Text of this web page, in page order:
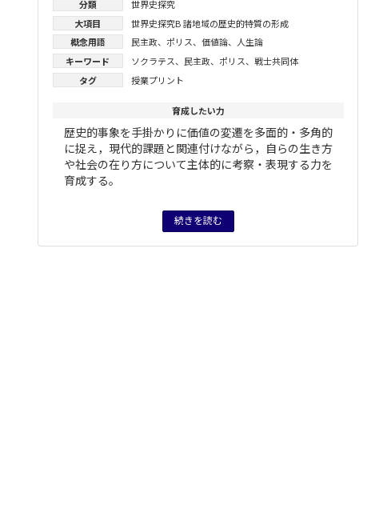
タグ 授業プリント
大項目
世界史探究B 諸地域の歴史的特質の形成
概念用語
民主政、 ポリス、 価値論、
人生論
キーワード
ソクラテス、 民主政、 ポリス、 戦士共同体
分類 世界史探究
続きを読む
育成したい力
歴史的事象を手掛かりに価値の変遷を多面的・多角的
に捉え，現代的課題と関連付けながら，自らの生き方
や社会の在り方について主体的に考察・表現する力を
育成する。